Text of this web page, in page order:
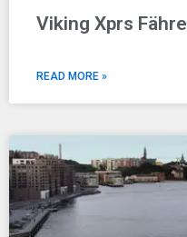
Viking Xprs Fähre
READ MORE »